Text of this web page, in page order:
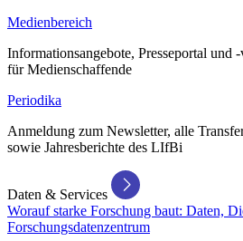
Medienbereich
Informationsangebote, Presseportal und
für Medienschaffende
Periodika
Anmeldung zum Newsletter, alle
sowie Jahresberichte des LIfBi
Daten & Services
Worauf starke Forschung baut: Daten,
Forschungsdatenzentrum